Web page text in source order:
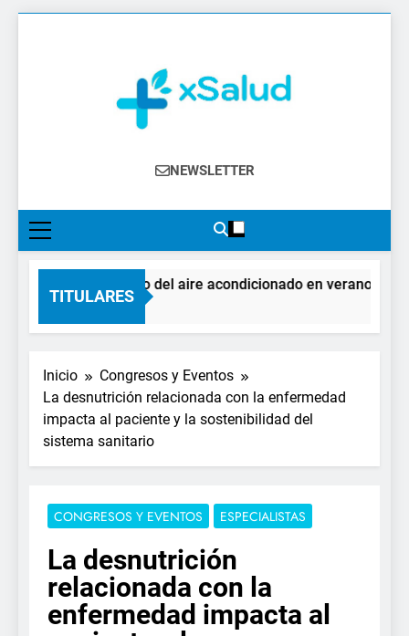
XSalud
Noticias Del Sector Salud. Congresos Y
Farmacéutica, Atención Primaria,
Especialistas, Farmacia, Etc…
NEWSLETTER
TITULARES
El impacto del aire acondicionado en verano:
4 Días Atrás
Inicio
Congresos y Eventos
La desnutrición relacionada con la enfermedad
impacta al paciente y la sostenibilidad del
sistema sanitario
CONGRESOS Y EVENTOS ESPECIALISTAS
La desnutrición
relacionada con la
enfermedad impacta al